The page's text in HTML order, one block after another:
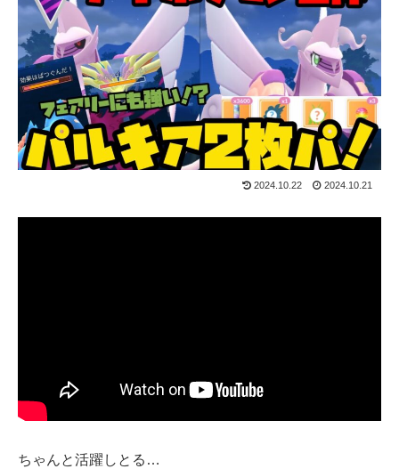
2024.10.22 2024.10.21
ちゃんと活躍しとる…